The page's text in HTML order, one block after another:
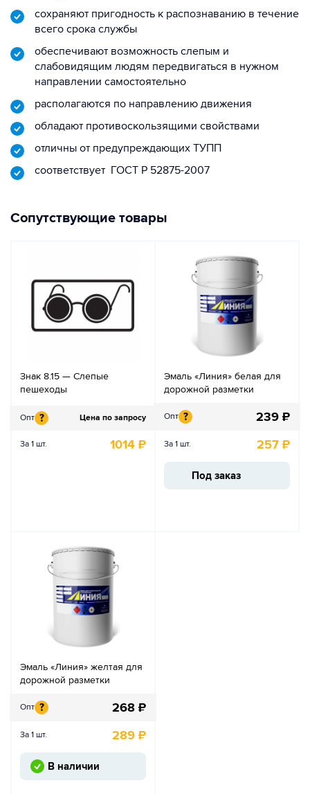
сохраняют пригодность к распознаванию в течение
всего срока службы
обеспечивают возможность слепым и
слабовидящим людям передвигаться в нужном
направлении самостоятельно
располагаются по направлению движения
обладают противоскользящими свойствами
отличны от предупреждающих ТУПП
соответствует ГОСТ Р 52875-2007
Сопутствующие товары
Знак 8.15 — Слепые
пешеходы
Опт ? Цена по запросу
За 1 шт. 1014 ₽
Эмаль «Линия» белая для
дорожной разметки
Опт ? 239 ₽
За 1 шт. 257 ₽
Под заказ
Эмаль «Линия» желтая для
дорожной разметки
Опт ? 268 ₽
За 1 шт. 289 ₽
В наличии